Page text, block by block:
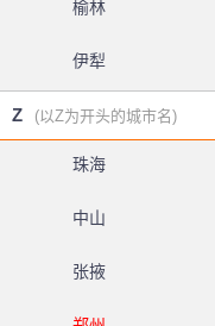
榆林
伊犁
Z (以Z为开头的城市名)
珠海
中山
张掖